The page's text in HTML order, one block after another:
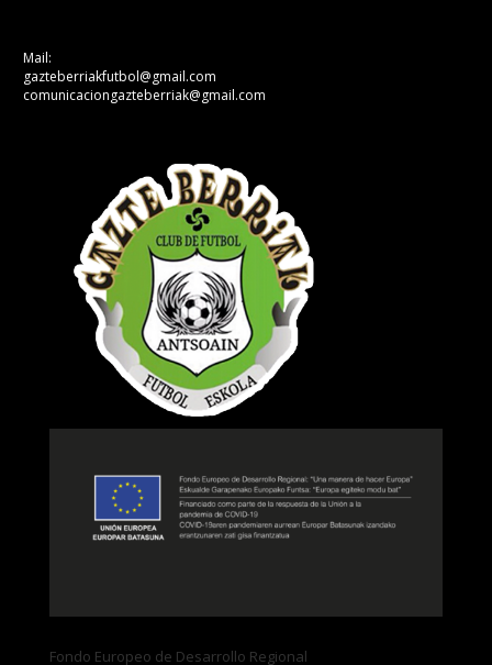
Mail:
gazteberriakfutbol@gmail.com
comunicaciongazteberriak@gmail.com
Fondo Europeo de Desarrollo Regional